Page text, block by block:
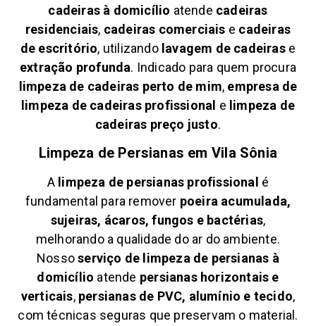
cadeiras à domicílio atende cadeiras
residenciais, cadeiras comerciais e cadeiras
de escritório, utilizando lavagem de cadeirase
extração profunda. Indicado para quem procura
limpeza de cadeiras perto de mim, empresa de
limpeza de cadeiras profissional e limpeza de
cadeiras preço justo.
Limpeza de Persianas em Vila Sônia
A limpeza de persianas profissional é
fundamental para remover poeira acumulada,
sujeiras, ácaros, fungos e bactérias,
melhorando a qualidade do ar do ambiente.
Nossoserviço de limpeza de persianas à
domicílio atende persianas horizontais e
verticais, persianas de PVC, alumínio e tecido,
com técnicas seguras que preservam o material.